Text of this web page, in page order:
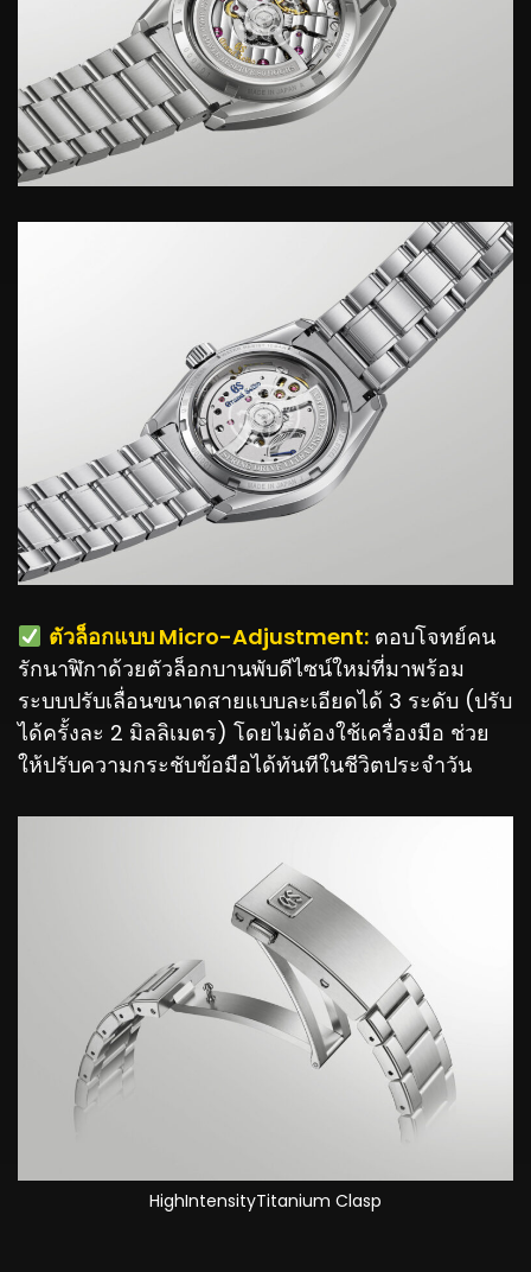
ตัวล็อกแบบ Micro-Adjustment:ตอบโจทย์คน
รักนาฬิกาด้วยตัวล็อกบานพับดีไซน์ใหม่ที่มาพร้อม
ระบบปรับเลื่อนขนาดสายแบบละเอียดได้ 3 ระดับ (ปรับ
ได้ครั้งละ 2 มิลลิเมตร) โดยไม่ต้องใช้เครื่องมือ ช่วย
ให้ปรับความกระชับข้อมือได้ทันทีในชีวิตประจำวัน
HighIntensityTitanium Clasp